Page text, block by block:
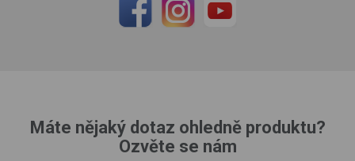
Máte nějaký dotaz ohledně produktu?
Ozvěte se nám